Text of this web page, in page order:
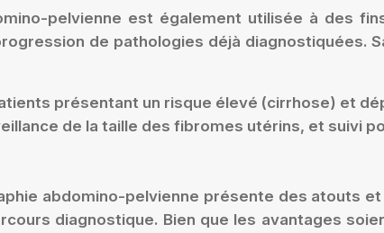
pelvienne est également utilisée à des
de pathologies déjà diagnostiquées.
présentant un risque élevé (cirrhose) et
de la taille des fibromes utérins, et suivi
abdomino-pelvienne présente des atouts
diagnostique. Bien que les avantages